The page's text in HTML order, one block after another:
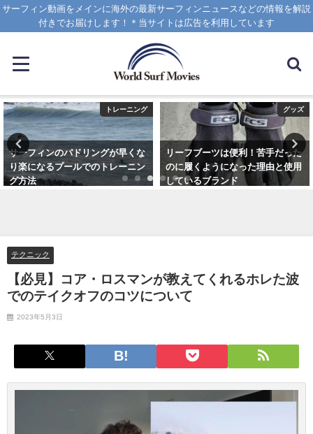
サーフィン動画をメインに海外の最新サーフィンニュースなどの情報を解説
付きでお届けします！＊当サイトは広告を利用しています
トレーニング
サーフィンのパドリングが早くな
り楽になるプールでのトレーニン
グ方法
グッズ
リーフブーツは便利！苦手だった
のに履くようになった理由と使用
しているブランド
テクニック
【必見】コア・ロスマンが教えてくれるホレた波
でのテイクオフのコツについて
2023年5月3日